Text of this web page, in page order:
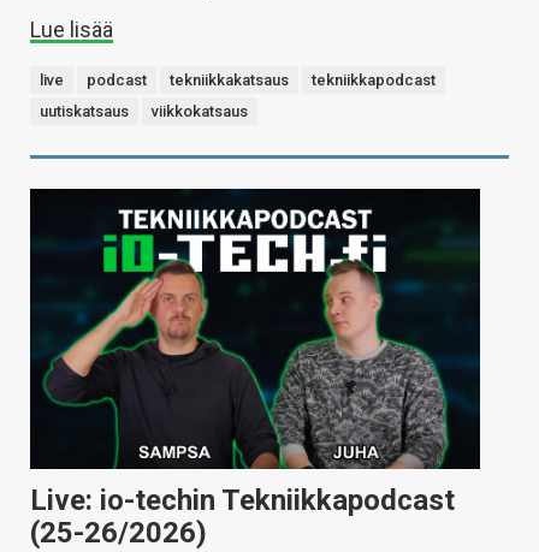
Lue lisää
live podcast tekniikkakatsaus
tekniikkapodcast
uutiskatsaus
viikkokatsaus
Live: io-techin Tekniikkapodcast
(25-26/2026)